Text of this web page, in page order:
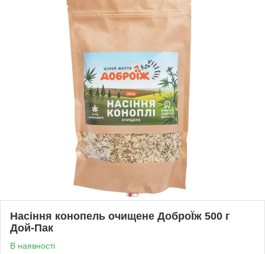
Насіння конопель очищене ДоброЇж 500 г
Дой-Пак
В наявності